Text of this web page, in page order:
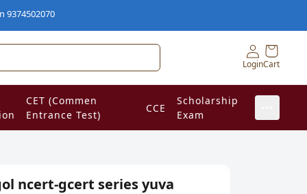
LoginCart
CET (Commen
Entrance Test)
CCE
Scholarship
Exam
ncert-gcert series yuva